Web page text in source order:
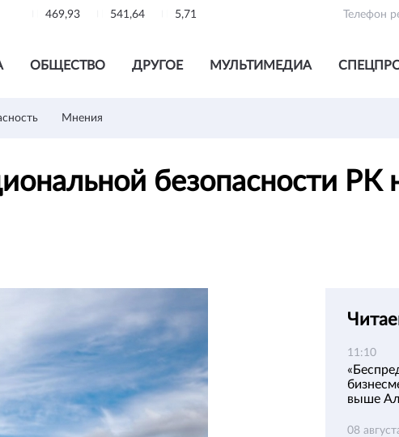
469,93 541,64 5,71 Телефон
ОБЩЕСТВО ДРУГОЕ МУЛЬТИМЕДИА
Мнения
безопасности
11:10
выше
08